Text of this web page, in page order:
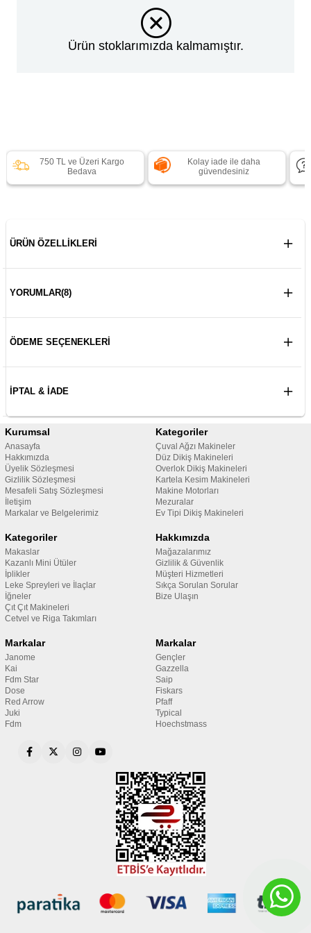
Ürün stoklarımızda kalmamıştır.
750 TL ve Üzeri Kargo
Bedava
Kolay iade ile daha
güvendesiniz
ÜRÜN ÖZELLIKLERI
YORUMLAR(8)
ÖDEME SEÇENEKLERI
İPTAL & İADE
Kurumsal
Anasayfa
Hakkımızda
Üyelik Sözleşmesi
Gizlilik Sözleşmesi
Mesafeli Satış Sözleşmesi
İletişim
Markalar ve Belgelerimiz
Kategoriler
Çuval Ağzı Makineler
Düz Dikiş Makineleri
Overlok Dikiş Makineleri
Kartela Kesim Makineleri
Makine Motorları
Mezuralar
Ev Tipi Dikiş Makineleri
Kategoriler
Makaslar
Kazanlı Mini Ütüler
İplikler
Leke Spreyleri ve İlaçlar
İğneler
Çıt Çıt Makineleri
Cetvel ve Riga Takımları
Hakkımızda
Mağazalarımız
Gizlilik & Güvenlik
Müşteri Hizmetleri
Sıkça Sorulan Sorular
Bize Ulaşın
Markalar
Janome
Kai
Fdm Star
Dose
Red Arrow
Juki
Fdm
Markalar
Gençler
Gazzella
Saip
Fiskars
Pfaff
Typical
Hoechstmass